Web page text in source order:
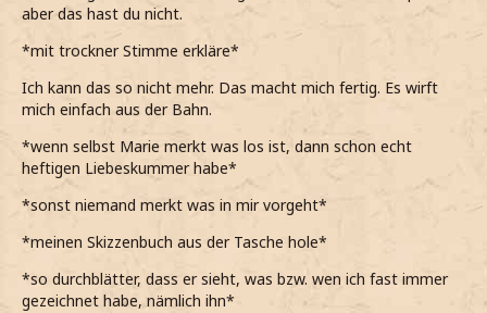
*dann ziemlich knapp sage und mich wohl fast schon
veflucht hätte für diese Worte*
tatsächlich nicht bin), durch die Haare streiche* *ehe
wieder zu Zoe schaue und sie anschaue*
aber das hast du nicht.
*mit trockner Stimme erkläre*
Ich kann das so nicht mehr. Das macht mich fertig. Es wirft
mich einfach aus der Bahn.
*wenn selbst Marie merkt was los ist, dann schon echt
heftigen Liebeskummer habe*
*sonst niemand merkt was in mir vorgeht*
*meinen Skizzenbuch aus der Tasche hole*
*so durchblätter, dass er sieht, was bzw. wen ich fast immer
gezeichnet habe, nämlich ihn*